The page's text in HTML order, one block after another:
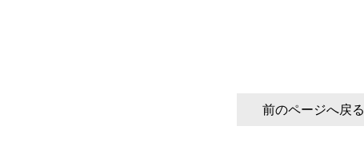
前のページへ戻る